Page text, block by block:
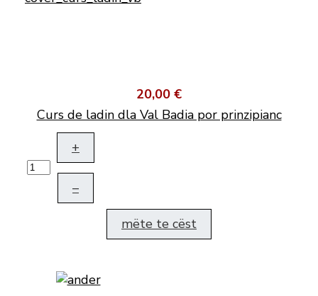
20,00 €
Curs de ladin dla Val Badia por prinzipianc
+
–
mëte te cëst